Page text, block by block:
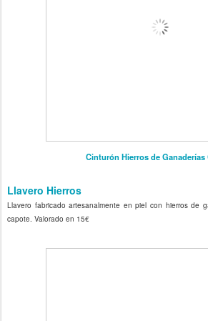
Cinturón Hierros de Ganaderías
Llavero Hierros
Llavero fabricado artesanalmente en piel con hierros de
capote. Valorado en 15€